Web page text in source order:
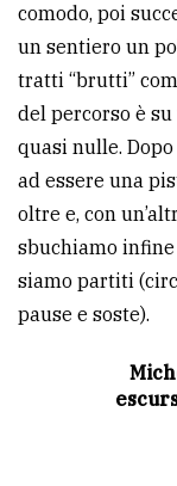
comodo, poi
un sentiero un
tratti “brutti”
del percorso è
quasi nulle.
ad essere una
oltre e, con
sbuchiamo
siamo partiti
pause e soste).